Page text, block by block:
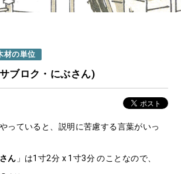
材の単位
ブロク・にぶさん)
っていると、説明に苦慮する言葉がいっ
ん 」は1寸2分 x 1寸3分 のことなので、